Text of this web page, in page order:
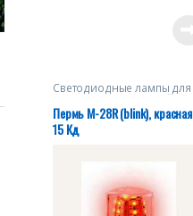
Светодиодные лампы для
заградительных огней
Пермь М-28R (blink), красная
15 Кд